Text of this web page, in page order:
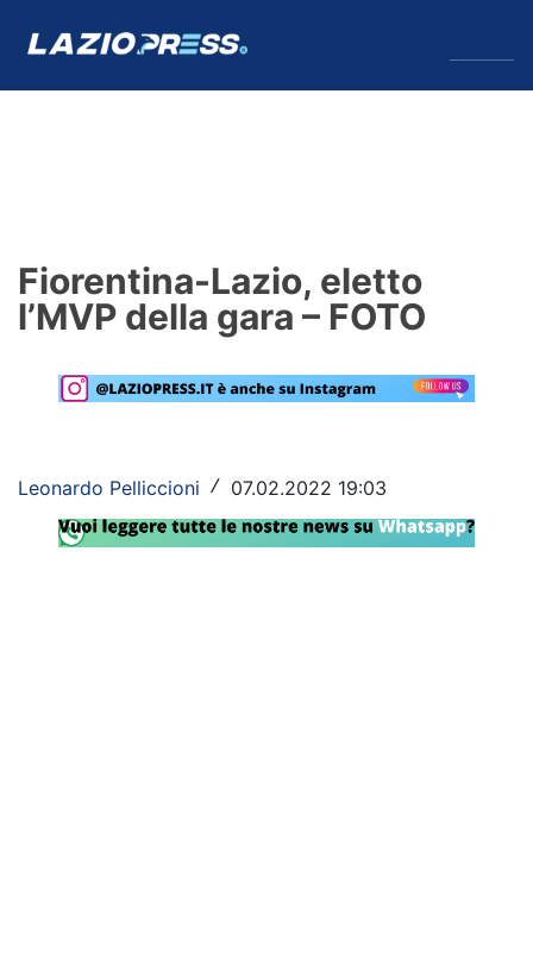
Formello
Primavera
Lazio Women
Fiorentina-Lazio, eletto
l’MVP della gara – FOTO
Leonardo Pelliccioni / 07.02.2022 19:03